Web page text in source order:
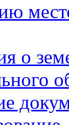
о